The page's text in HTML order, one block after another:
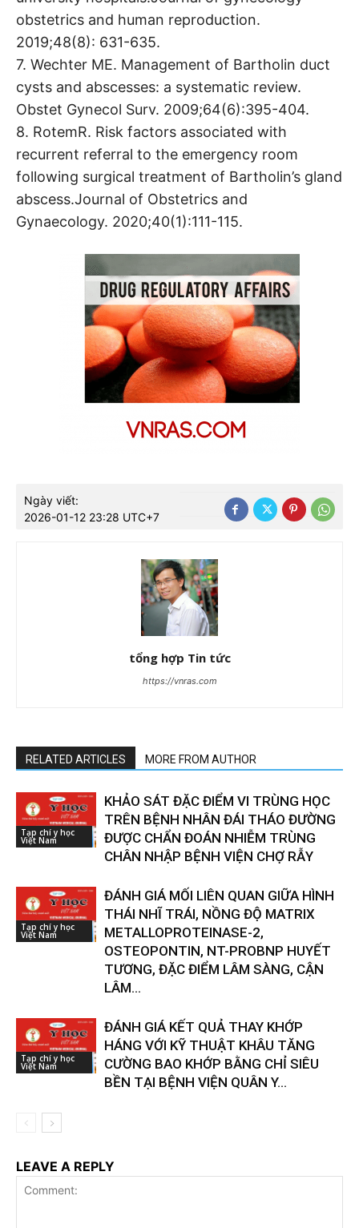
obstetrics and human reproduction.
2019;48(8): 631-635.
7. Wechter ME. Management of Bartholin duct
cysts and abscesses: a systematic review.
Obstet Gynecol Surv. 2009;64(6):395-404.
8. RotemR. Risk factors associated with
recurrent referral to the emergency room
following surgical treatment of Bartholin’s gland
abscess.Journal of Obstetrics and
Gynaecology. 2020;40(1):111-115.
Ngày viết:
2026-01-12 23:28 UTC+7
tổng hợp Tin tức
https://vnras.com
RELATED ARTICLES MORE FROM AUTHOR
Tạp chí y học
Việt Nam
KHẢO SÁT ĐẶC ĐIỂM VI TRÙNG HỌC
TRÊN BỆNH NHÂN ĐÁI THÁO ĐƯỜNG
ĐƯỢC CHẨN ĐOÁN NHIỄM TRÙNG
CHÂN NHẬP BỆNH VIỆN CHỢ RẪY
Tạp chí y học
Việt Nam
ĐÁNH GIÁ MỐI LIÊN QUAN GIỮA HÌNH
THÁI NHĨ TRÁI, NỒNG ĐỘ MATRIX
METALLOPROTEINASE-2,
OSTEOPONTIN, NT-PROBNP HUYẾT
TƯƠNG, ĐẶC ĐIỂM LÂM SÀNG, CẬN
LÂM...
Tạp chí y học
Việt Nam
ĐÁNH GIÁ KẾT QUẢ THAY KHỚP
HÁNG VỚI KỸ THUẬT KHÂU TĂNG
CƯỜNG BAO KHỚP BẰNG CHỈ SIÊU
BỀN TẠI BỆNH VIỆN QUÂN Y...
LEAVE A REPLY